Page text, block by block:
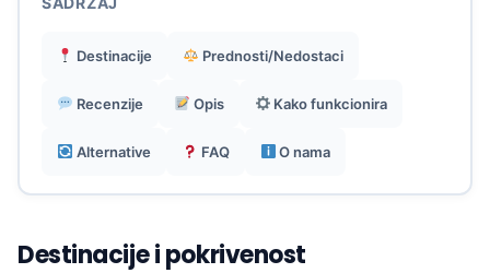
traženja lokalnih SIM kartica.
Destinacije Prednosti/Nedostaci
Recenzije Opis Kako funkcionira
Alternative FAQ O nama
Destinacije i pokrivenost